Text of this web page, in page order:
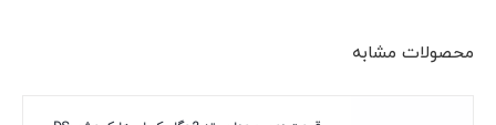
محصولات مشابه